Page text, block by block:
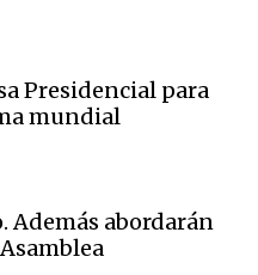
Presidencial para
mundial
Además abordarán